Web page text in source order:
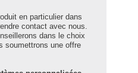
en particulier dans
contact avec nous.
dans le choix
soumettrons une offre